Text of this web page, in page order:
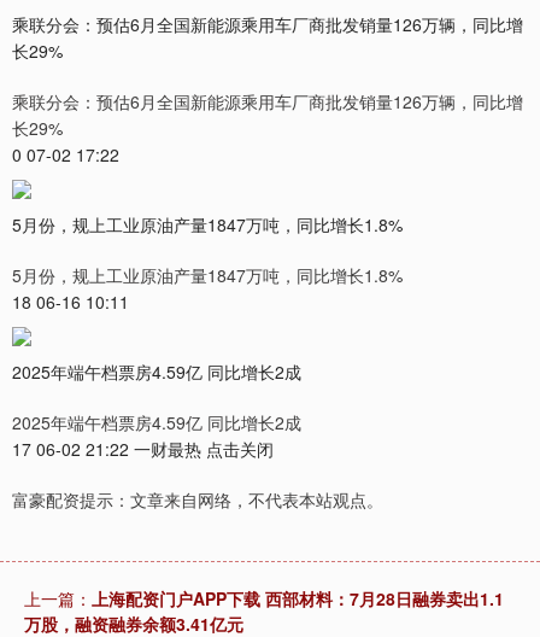
乘联分会：预估6月全国新能源乘用车厂商批发销量126万辆，同比增
长29%
乘联分会：预估6月全国新能源乘用车厂商批发销量126万辆，同比增
长29%
0 07-02 17:22
5月份，规上工业原油产量1847万吨，同比增长1.8%
5月份，规上工业原油产量1847万吨，同比增长1.8%
18 06-16 10:11
2025年端午档票房4.59亿 同比增长2成
2025年端午档票房4.59亿 同比增长2成
17 06-02 21:22 一财最热 点击关闭
富豪配资提示：文章来自网络，不代表本站观点。
上一篇： 上海配资门户APP下载 西部材料：7月28日融券卖出1.1
万股，融资融券余额3.41亿元